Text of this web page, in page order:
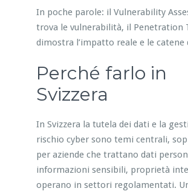
In poche parole: il Vulnerability
trova le vulnerabilità, il Penetration
dimostra l’impatto reale e le catene
Perché farlo in
Svizzera
In Svizzera la tutela dei dati e la
rischio cyber sono temi centrali,
per aziende che trattano dati
informazioni sensibili, proprietà
operano in settori regolamentati.